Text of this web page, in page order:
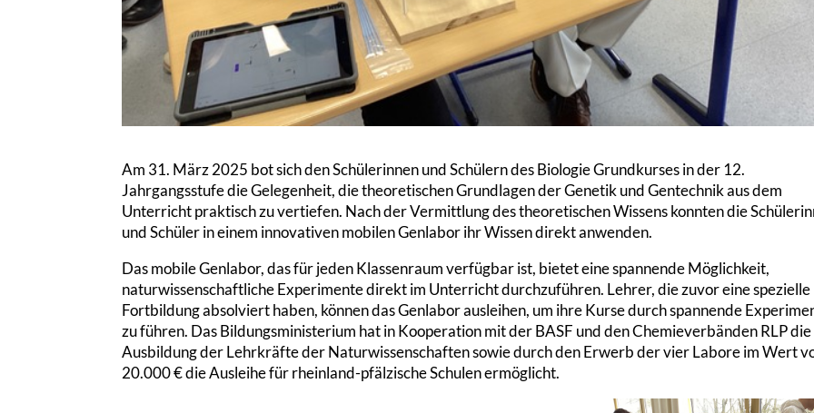
Am 31. März 2025 bot sich den Schülerinnen und Schülern des Biologie Grundkurses in der 12.
Jahrgangsstufe die Gelegenheit, die theoretischen Grundlagen der Genetik und Gentechnik aus dem
Unterricht praktisch zu vertiefen. Nach der Vermittlung des theoretischen Wissens konnten die
und Schüler in einem innovativen mobilen Genlabor ihr Wissen direkt anwenden.
Das mobile Genlabor, das für jeden Klassenraum verfügbar ist, bietet eine spannende Möglichkeit,
naturwissenschaftliche Experimente direkt im Unterricht durchzuführen. Lehrer, die zuvor eine spezielle
Fortbildung absolviert haben, können das Genlabor ausleihen, um ihre Kurse durch spannende
zu führen. Das Bildungsministerium hat in Kooperation mit der BASF und den Chemieverbänden RLP die
Ausbildung der Lehrkräfte der Naturwissenschaften sowie durch den Erwerb der vier Labore im Wert
20.000 € die Ausleihe für rheinland-pfälzische Schulen ermöglicht.